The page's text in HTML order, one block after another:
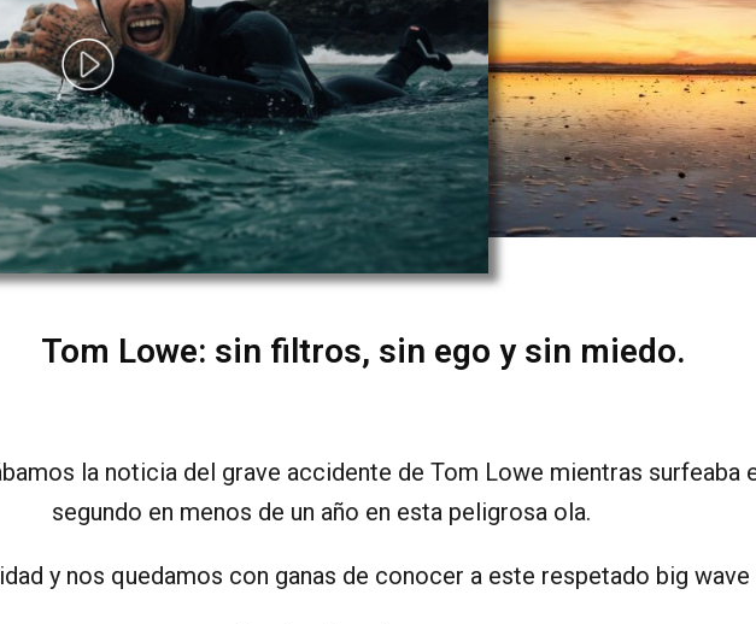
Tom Lowe: sin filtros, sin ego y sin miedo.
la noticia del grave accidente de Tom Lowe mientras surfeaba
segundo en menos de un año en esta peligrosa ola.
y nos quedamos con ganas de conocer a este respetado big